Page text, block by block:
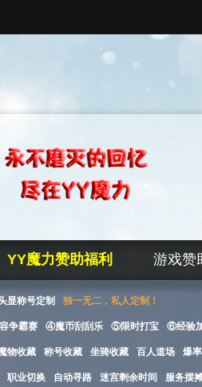
YY魔力赞助福利 游戏赞
显称号定制 独一无二，私人定制！
争霸赛 ④魔币刮刮乐 ⑤限时打宝 ⑥经验
物收藏 称号收藏 坐骑收藏 百人道场 爆
职业切换 自动寻路 迷宫剩余时间 服务摆